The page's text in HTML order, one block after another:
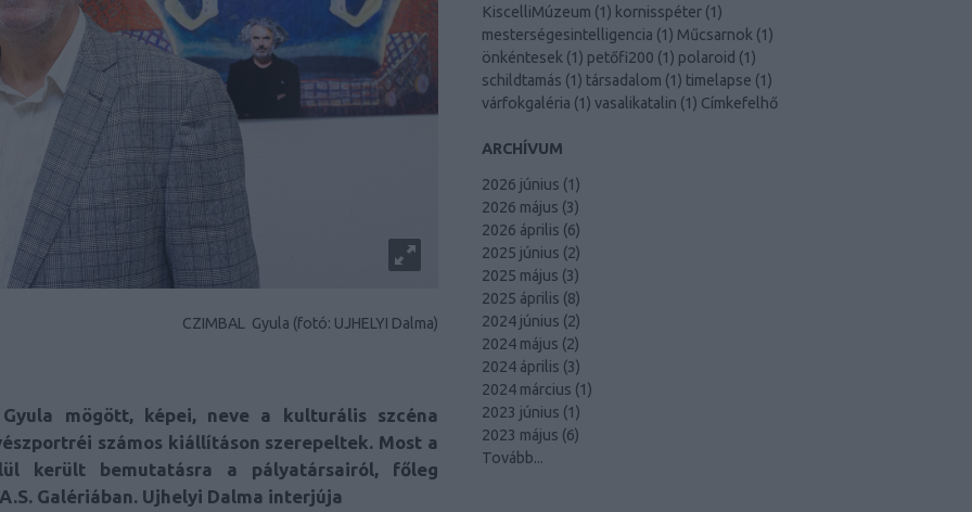
CZIMBAL Gyula (fotó: UJHELYI Dalma)
mögött, képei, neve a kulturális szcéna
számos kiállításon szerepeltek. Most a
került bemutatásra a pályatársairól, főleg
Galériában. Ujhelyi Dalma interjúja
KiscelliMúzeum (1) kornisspéter (1)
mesterségesintelligencia (1) Műcsarnok (1)
önkéntesek (1) petőfi200 (1) polaroid (1)
schildtamás (1) társadalom (1) timelapse (1)
várfokgaléria (1) vasalikatalin (1) Címkefelhő
ARCHÍVUM
2026 június (1)
2026 május (3)
2026 április (6)
2025 június (2)
2025 május (3)
2025 április (8)
2024 június (2)
2024 május (2)
2024 április (3)
2024 március (1)
2023 június (1)
2023 május (6)
Tovább...